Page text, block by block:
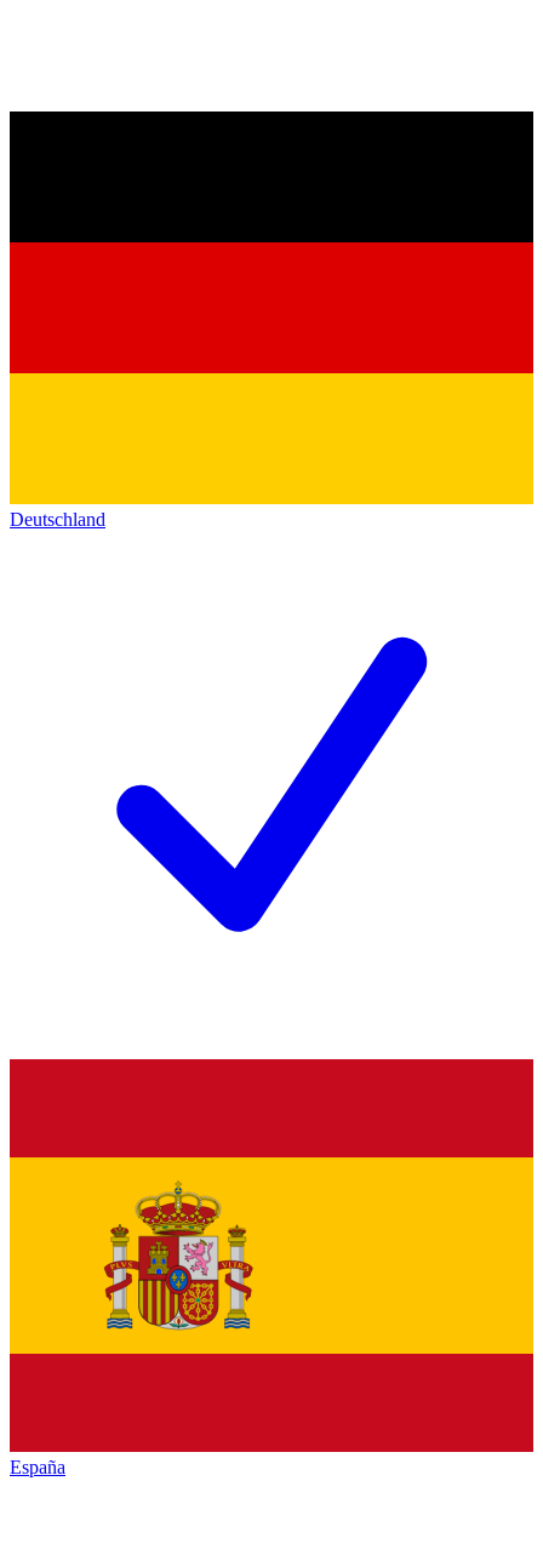
Deutschland
España